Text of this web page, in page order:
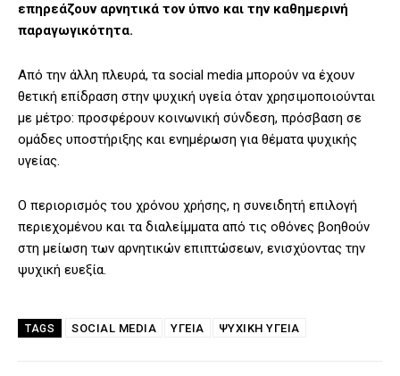
επηρεάζουν αρνητικά τον ύπνο και την καθημερινή
παραγωγικότητα.
Από την άλλη πλευρά, τα social media μπορούν να έχουν
θετική επίδραση στην ψυχική υγεία όταν χρησιμοποιούνται
με μέτρο: προσφέρουν κοινωνική σύνδεση, πρόσβαση σε
ομάδες υποστήριξης και ενημέρωση για θέματα ψυχικής
υγείας.
Ο περιορισμός του χρόνου χρήσης, η συνειδητή επιλογή
περιεχομένου και τα διαλείμματα από τις οθόνες βοηθούν
στη μείωση των αρνητικών επιπτώσεων, ενισχύοντας την
ψυχική ευεξία.
TAGS SOCIAL MEDIA ΥΓΕΙΑ ΨΥΧΙΚΉ ΥΓΕΊΑ